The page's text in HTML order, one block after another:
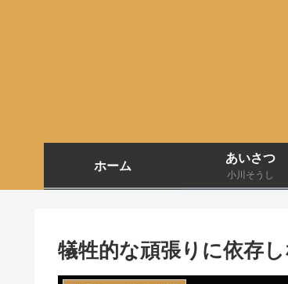
ホーム
あいさつ
小川そうし
犠牲的な頑張りに依存し